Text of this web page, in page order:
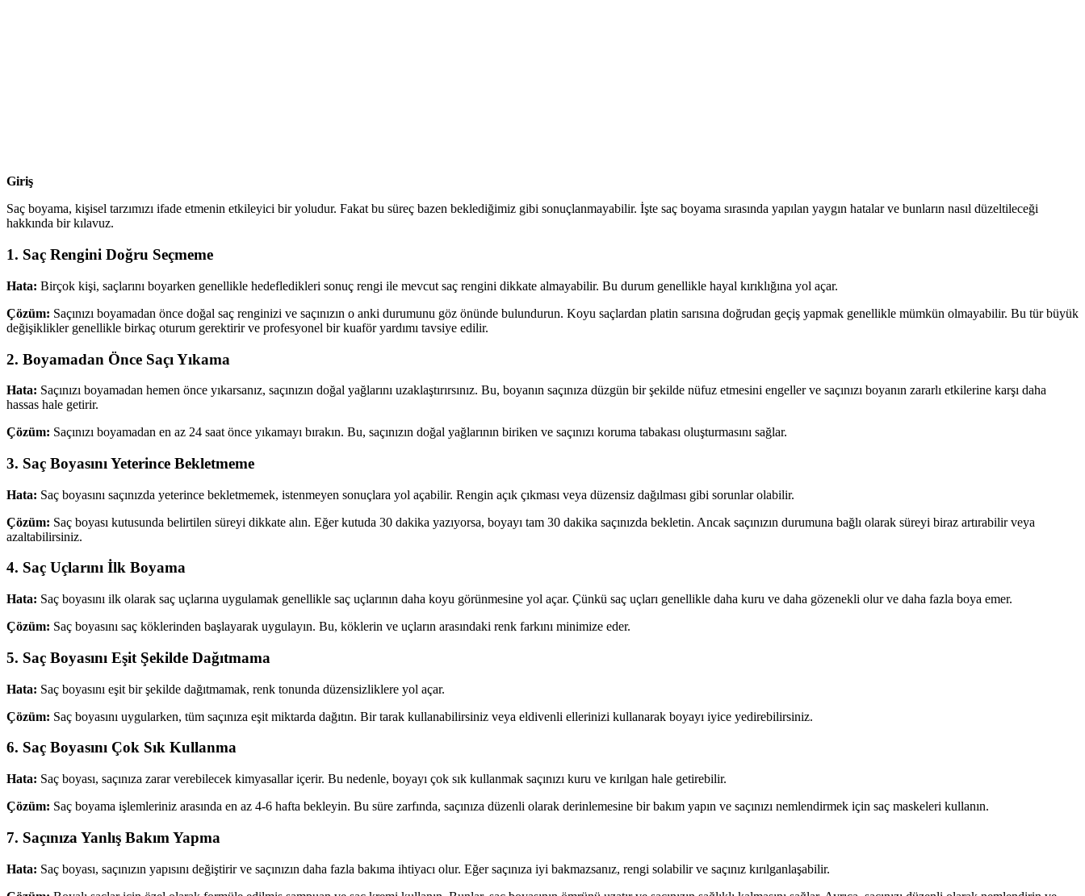
Giriş
Saç boyama, kişisel tarzımızı ifade etmenin etkileyici bir yoludur. Fakat bu süreç bazen beklediğimiz gibi sonuçlanmayabilir. İşte saç boyama sırasında yapılan yaygın hatalar ve bunların nasıl düzeltileceği
hakkında bir kılavuz.
1. Saç Rengini Doğru Seçmeme
Hata: Birçok kişi, saçlarını boyarken genellikle hedefledikleri sonuç rengi ile mevcut saç rengini dikkate almayabilir. Bu durum genellikle hayal kırıklığına yol açar.
Çözüm: Saçınızı boyamadan önce doğal saç renginizi ve saçınızın o anki durumunu göz önünde bulundurun. Koyu saçlardan platin sarısına doğrudan geçiş yapmak genellikle mümkün olmayabilir. Bu tür büyük
değişiklikler genellikle birkaç oturum gerektirir ve profesyonel bir kuaför yardımı tavsiye edilir.
2. Boyamadan Önce Saçı Yıkama
Hata: Saçınızı boyamadan hemen önce yıkarsanız, saçınızın doğal yağlarını uzaklaştırırsınız. Bu, boyanın saçınıza düzgün bir şekilde nüfuz etmesini engeller ve saçınızı boyanın zararlı etkilerine karşı daha
hassas hale getirir.
Çözüm: Saçınızı boyamadan en az 24 saat önce yıkamayı bırakın. Bu, saçınızın doğal yağlarının biriken ve saçınızı koruma tabakası oluşturmasını sağlar.
3. Saç Boyasını Yeterince Bekletmeme
Hata: Saç boyasını saçınızda yeterince bekletmemek, istenmeyen sonuçlara yol açabilir. Rengin açık çıkması veya düzensiz dağılması gibi sorunlar olabilir.
Çözüm: Saç boyası kutusunda belirtilen süreyi dikkate alın. Eğer kutuda 30 dakika yazıyorsa, boyayı tam 30 dakika saçınızda bekletin. Ancak saçınızın durumuna bağlı olarak süreyi biraz artırabilir veya
azaltabilirsiniz.
4. Saç Uçlarını İlk Boyama
Hata: Saç boyasını ilk olarak saç uçlarına uygulamak genellikle saç uçlarının daha koyu görünmesine yol açar. Çünkü saç uçları genellikle daha kuru ve daha gözenekli olur ve daha fazla boya emer.
Çözüm: Saç boyasını saç köklerinden başlayarak uygulayın. Bu, köklerin ve uçların arasındaki renk farkını minimize eder.
5. Saç Boyasını Eşit Şekilde Dağıtmama
Hata: Saç boyasını eşit bir şekilde dağıtmamak, renk tonunda düzensizliklere yol açar.
Çözüm: Saç boyasını uygularken, tüm saçınıza eşit miktarda dağıtın. Bir tarak kullanabilirsiniz veya eldivenli ellerinizi kullanarak boyayı iyice yedirebilirsiniz.
6. Saç Boyasını Çok Sık Kullanma
Hata: Saç boyası, saçınıza zarar verebilecek kimyasallar içerir. Bu nedenle, boyayı çok sık kullanmak saçınızı kuru ve kırılgan hale getirebilir.
Çözüm: Saç boyama işlemleriniz arasında en az 4-6 hafta bekleyin. Bu süre zarfında, saçınıza düzenli olarak derinlemesine bir bakım yapın ve saçınızı nemlendirmek için saç maskeleri kullanın.
7. Saçınıza Yanlış Bakım Yapma
Hata: Saç boyası, saçınızın yapısını değiştirir ve saçınızın daha fazla bakıma ihtiyacı olur. Eğer saçınıza iyi bakmazsanız, rengi solabilir ve saçınız kırılganlaşabilir.